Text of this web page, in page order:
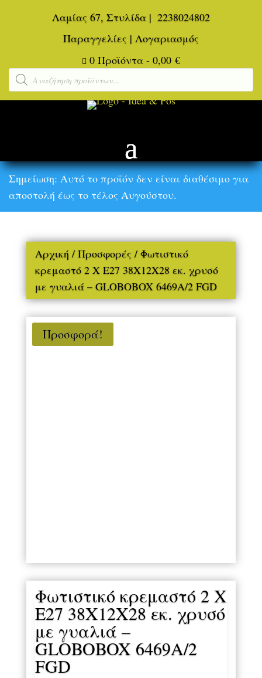
Λαμίας 67, Στυλίδα | 2238024802
Παραγγελίες | Λογαριασμός
 0 Προϊόντα - 0,00 €
Αναζήτηση
προϊόντων
Σημείωση: Αυτό το προϊόν δεν είναι διαθέσιμο για
αποστολή έως το τέλος Αυγούστου.
Αρχική / Προσφορές / Φωτιστικό
κρεμαστό 2 Χ Ε27 38Χ12Χ28 εκ. χρυσό
με γυαλιά – GLOBOBOX 6469A/2 FGD
Προσφορά!
Φωτιστικό κρεμαστό 2 Χ
Ε27 38Χ12Χ28 εκ. χρυσό
με γυαλιά –
GLOBOBOX 6469A/2
FGD